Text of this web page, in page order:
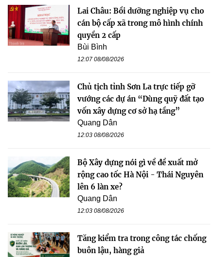
Lai Châu: Bồi dưỡng nghiệp vụ cho
cán bộ cấp xã trong mô hình chính
quyền 2 cấp
Bùi Bình
12:07 08/08/2026
Chủ tịch tỉnh Sơn La trực tiếp gỡ
vướng các dự án “Dùng quỹ đất tạo
vốn xây dựng cơ sở hạ tầng”
Quang Dân
12:03 08/08/2026
Bộ Xây dựng nói gì về đề xuất mở
rộng cao tốc Hà Nội - Thái Nguyên
lên 6 làn xe?
Quang Dân
12:03 08/08/2026
Tăng kiểm tra trong công tác chống
buôn lậu, hàng giả